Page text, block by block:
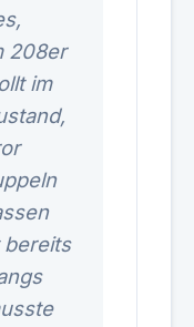
208er
im
bereits